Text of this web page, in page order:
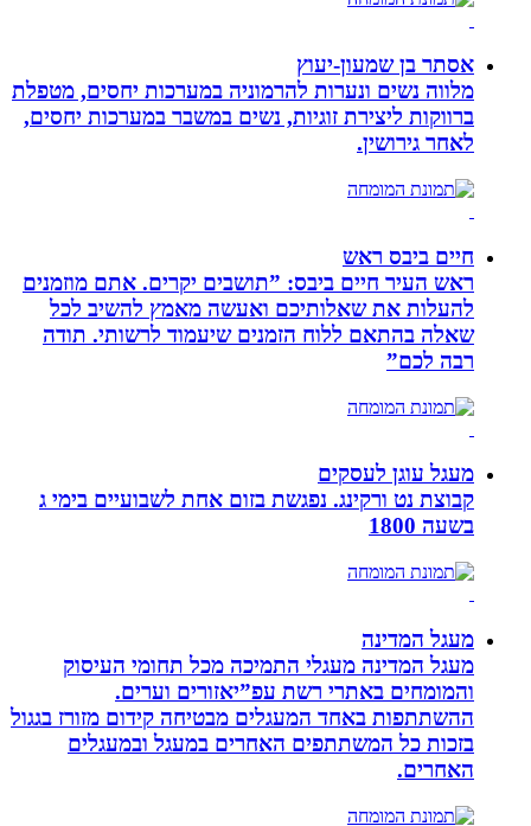
אסתר בן שמעון-יעוץ
מלווה נשים ונערות להרמוניה במערכות יחסים, מטפלת
ברווקות ליצירת זוגיות, נשים במשבר במערכות יחסים,
לאחר גירושין.
חיים ביבס ראש
ראש העיר חיים ביבס: ”תושבים יקרים. אתם מוזמנים
להעלות את שאלותיכם ואעשה מאמץ להשיב לכל
שאלה בהתאם ללוח הזמנים שיעמוד לרשותי. תודה
רבה לכם”
מעגל עוגן לעסקים
קבוצת נט ורקינג. נפגשת בזום אחת לשבועיים בימי ג
בשעה 1800
מעגל המדינה
מעגל המדינה מעגלי התמיכה מכל תחומי העיסוק
והמומחים באתרי רשת עפ”יאזורים וערים.
ההשתתפות באחד המעגלים מבטיחה קידום מזורז בגגול
בזכות כל המשתתפים האחרים במעגל ובמעגלים
האחרים.